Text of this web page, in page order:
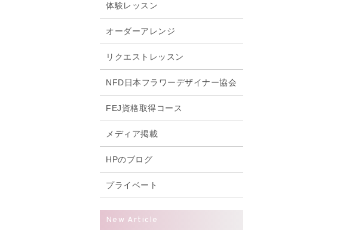
体験レッスン
オーダーアレンジ
リクエストレッスン
NFD日本フラワーデザイナー協会
FEJ資格取得コース
メディア掲載
HPのブログ
プライベート
New Article